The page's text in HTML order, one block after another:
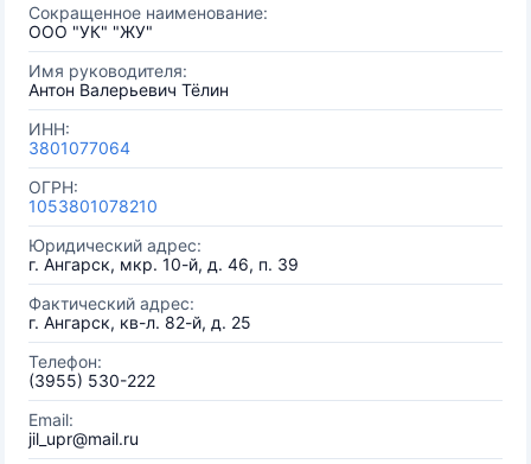
Сокращенное наименование:
ООО "УК" "ЖУ"
Имя руководителя:
Антон Валерьевич Тёлин
ИНН:
3801077064
ОГРН:
1053801078210
Юридический адрес:
г. Ангарск, мкр. 10-й, д. 46, п. 39
Фактический адрес:
г. Ангарск, кв-л. 82-й, д. 25
Телефон:
(3955) 530-222
Email:
jil_upr@mail.ru